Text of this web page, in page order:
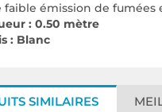
faible émission de fumées
: 0.50 mètre
: Blanc
SIMILAIRES